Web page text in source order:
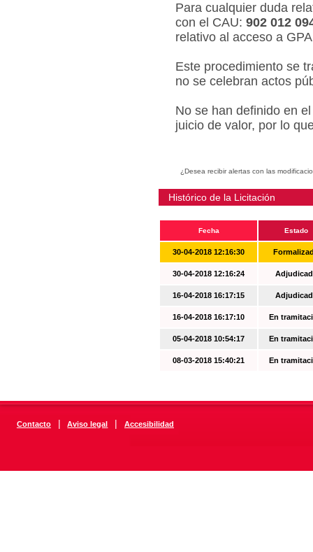
Para cualquier duda
con el CAU: 902 012
relativo al acceso a
Este procedimiento se
no se celebran actos
No se han definido en
juicio de valor, por lo
¿Desea recibir alertas con las
Histórico de la Licitación
Fecha Estado
30-04-2018 12:16:30
30-04-2018 12:16:24
16-04-2018 16:17:15
16-04-2018 16:17:10 En
05-04-2018 10:54:17 En
08-03-2018 15:40:21 En
Contacto | Aviso legal | Accesibilidad